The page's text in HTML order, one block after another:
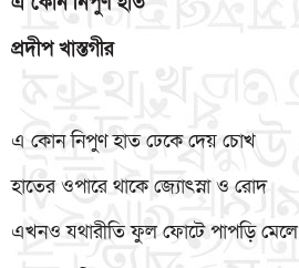
প্রদীপ খাস্তগীর
এ কোন নিপুণ হাত ঢেকে দেয় চোখ
হাতের ওপারে থাকে জ্যোৎস্না ও রোদ
এখনও যথারীতি ফুল ফোটে পাপড়ি মেলে